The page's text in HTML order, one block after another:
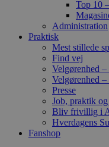
Top 10
Administration
Praktisk
Mest stillede
Find vej
Velgørenhed
Velgørenhed –
Presse
Job, praktik
Bliv frivillig i
Hverdagens
Fanshop